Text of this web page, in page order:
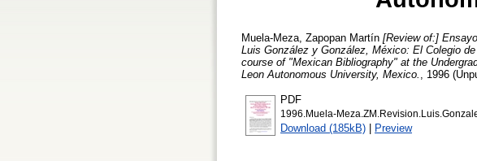
Muela-Meza, Zapopan Martín [Review of:]
Luis González y González, México: El Colegio
course of "Mexican Bibliography" at the
Leon Autonomous University, Mexico.
, 1996
PDF
1996.Muela-
Download (185kB) | Preview